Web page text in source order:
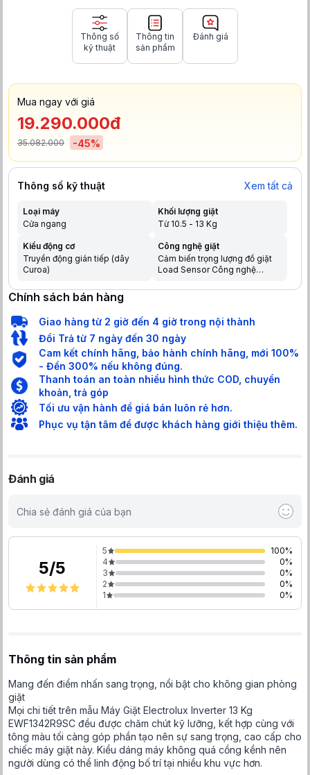
Thông số
kỹ thuật
Thông tin
sản phẩm
Đánh giá
Mua ngay với giá
19.290.000đ
35.082.000 -45%
Thông số kỹ thuật Xem tất cả
Loại máy
Cửa ngang
Khối lượng giặt
Từ 10.5 - 13 Kg
Kiểu động cơ
Truyền động gián tiếp (dây
Curoa)
Công nghệ giặt
Cảm biến trọng lượng đồ giặt
Load Sensor Công nghệ
khuẩn IntelliDose - phân bổ
Làm mới quần áo Vapour
Refresh Công nghệ UltraMix
hoà tan nước giặt hiệu quả
Công nghệ cảm biến Sensor
Wash
Chính sách bán hàng
Giao hàng từ 2 giờ đến 4 giờ trong nội thành
Đổi Trả từ 7 ngày đến 30 ngày
Cam kết chính hãng, bảo hành chính hãng, mới 100%
- Đền 300% nếu không đúng.
Thanh toán an toàn nhiều hình thức COD, chuyển
khoản, trả góp
Tối ưu vận hành để giá bán luôn rẻ hơn.
Phục vụ tận tâm để được khách hàng giới thiệu thêm.
Đánh giá
Chia sẻ đánh giá của bạn
5/5
5 100%
4
0%
3
0%
2
0%
1
0%
Thông tin sản phẩm
Mang đến điểm nhấn sang trọng, nổi bật cho không gian phòng
giặt
Mọi chi tiết trên mẫu Máy Giặt Electrolux Inverter 13 Kg
EWF1342R9SC đều được chăm chút kỹ lưỡng, kết hợp cùng với
tông màu tối càng góp phần tạo nên sự sang trọng, cao cấp cho
chiếc máy giặt này. Kiểu dáng máy không quá cồng kềnh nên
người dùng có thể linh động bố trí tại nhiều khu vực hơn.